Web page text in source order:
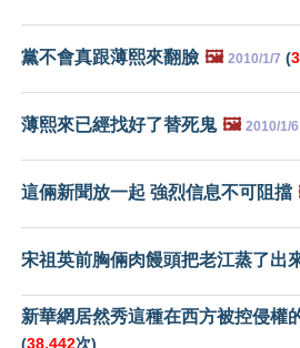
黨不會真跟薄熙來翻臉 🖼️ 2010/1/7 (
薄熙來已經找好了替死鬼 🖼️ 2010/1/6
這倆新聞放一起 強烈信息不可阻擋
宋祖英前胸倆肉饅頭把老江蒸了出
新華網居然秀這種在西方被控侵權
(38,442次)